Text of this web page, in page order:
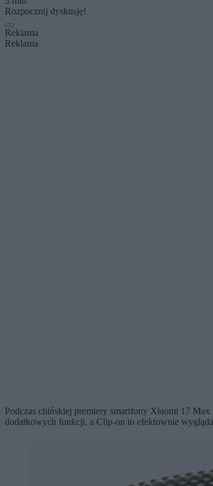
Rozpocznij dyskusję!
Reklama
Reklama
Podczas chińskiej premiery smartfony Xiaomi 17
dodatkowych funkcji, a Clip-on to efektownie